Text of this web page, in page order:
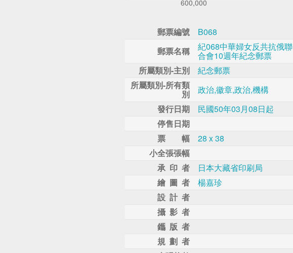
600,000
郵票編號
B068
郵票名稱
紀068中華婦女反共抗俄聯
合會10週年紀念郵票
所屬類別-主別
紀念郵票
所屬類別-所有類
別
政治,徽章,政治,機構
發行日期
民國50年03月08日起
停售日期
票 幅
28 x 38
小全張張幅
承 印 者
日本大藏省印刷局
繪 圖 者
楊嘉珍
設 計 者
攝 影 者
鑴 版 者
規 劃 者